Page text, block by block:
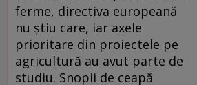
ferme, directiva europeană
nu ştiu care, iar axele
prioritare din proiectele pe
agricultură au avut parte de
studiu. Snopii de ceapă